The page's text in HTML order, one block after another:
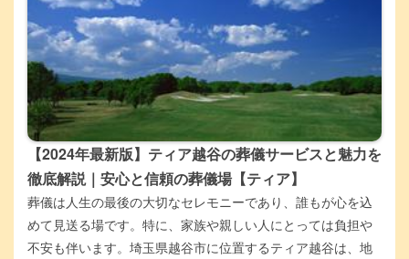
【2024年最新版】ティア越谷の葬儀サービスと魅力を
徹底解説｜安心と信頼の葬儀場【ティア】
葬儀は人生の最後の大切なセレモニーであり、誰もが心を込
めて見送る場です。特に、家族や親しい人にとっては負担や
不安も伴います。埼玉県越谷市に位置するティア越谷は、地